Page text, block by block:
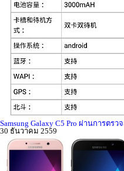
Samsung Galaxy C5 Pro ผ่านการตร
30 ธันวาคม 2559